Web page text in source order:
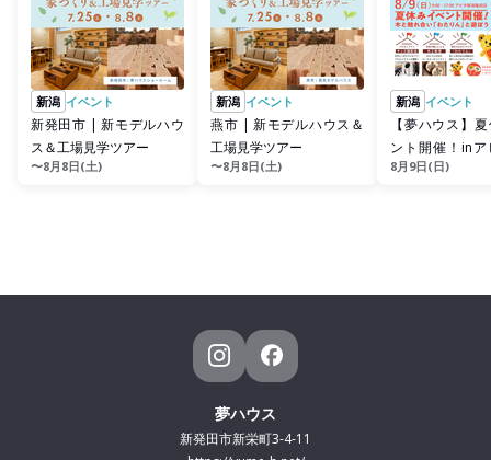
新潟 イベント
新発田市 | 新モデルハウ
ス＆工場見学ツアー
〜8月8日(土)
新潟 イベント
燕市 | 新モデルハウス＆
工場見学ツアー
〜8月8日(土)
新潟 イベント
【夢ハウス】
ント開催！in
亀田店
8月9日(日)
夢ハウス
新発田市新栄町3-4-11